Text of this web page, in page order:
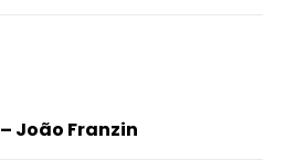
João Franzin